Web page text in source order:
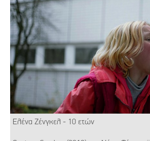
Ελένα Ζένγκελ - 10 ετών